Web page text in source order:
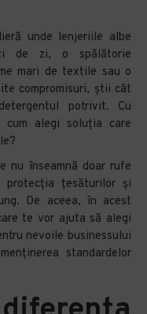
unde lenjeriile albe
de zi, o spălătorie
mari de textile sau o
compromisuri, știi cât
potrivit. Cu
cum alegi soluția care
nu înseamnă doar rufe
protecția țesăturilor și
De aceea, în acest
te vor ajuta să alegi
nevoile businessului
standardelor